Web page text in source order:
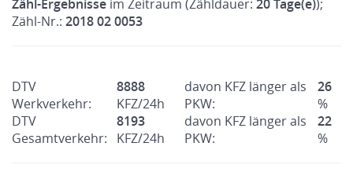
Zähl-Ergebnisse im Zeitraum (Zähldauer: 20 Tage(e));
Zähl-Nr.: 2018 02 0053
DTV
Werkverkehr:
8888
KFZ/24h
davon KFZ länger als
PKW:
26
%
DTV
Gesamtverkehr:
8193
KFZ/24h
davon KFZ länger als
PKW:
22
%